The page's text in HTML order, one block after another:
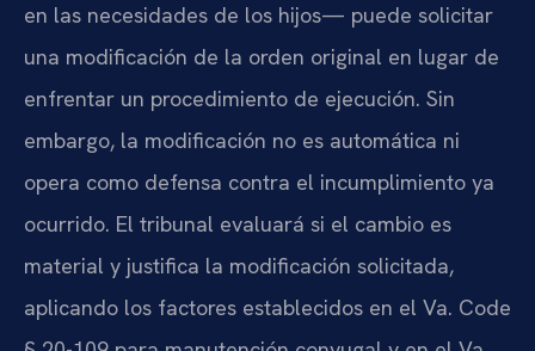
en las necesidades de los hijos— puede solicitar
una modificación de la orden original en lugar de
enfrentar un procedimiento de ejecución. Sin
embargo, la modificación no es automática ni
opera como defensa contra el incumplimiento ya
ocurrido. El tribunal evaluará si el cambio es
material y justifica la modificación solicitada,
aplicando los factores establecidos en el Va. Code